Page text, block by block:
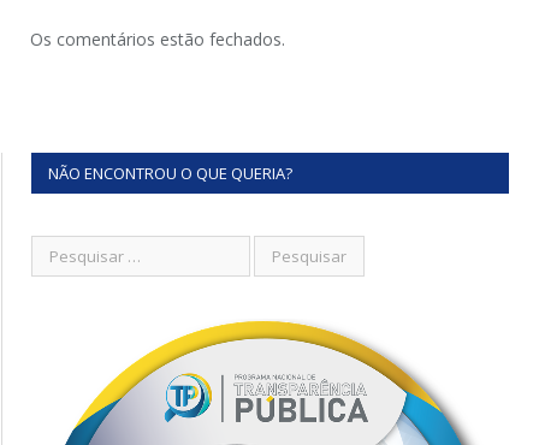
Os comentários estão fechados.
NÃO ENCONTROU O QUE QUERIA?